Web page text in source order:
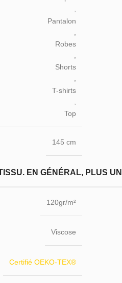
,
Pantalon
Robes
Shorts
,
T-shirts
Top
145 cm
EN GÉNÉRAL, PLUS
120gr/m²
Viscose
Certifié OEKO-TEX®